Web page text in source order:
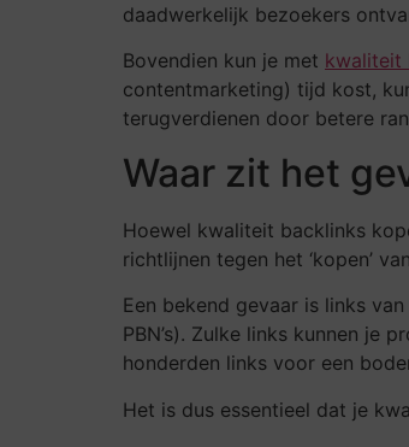
daadwerkelijk bezoekers
Bovendien kun je met kwaliteit
contentmarketing) tijd kost,
terugverdienen door betere
Waar zit het
Hoewel kwaliteit backlinks
richtlijnen tegen het ‘kopen’
Een bekend gevaar is links
PBN’s). Zulke links kunnen je
honderden links voor een
Het is dus essentieel dat je